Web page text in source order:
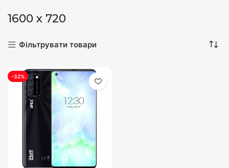
1600 х 720
Фільтрувати товари
-32%